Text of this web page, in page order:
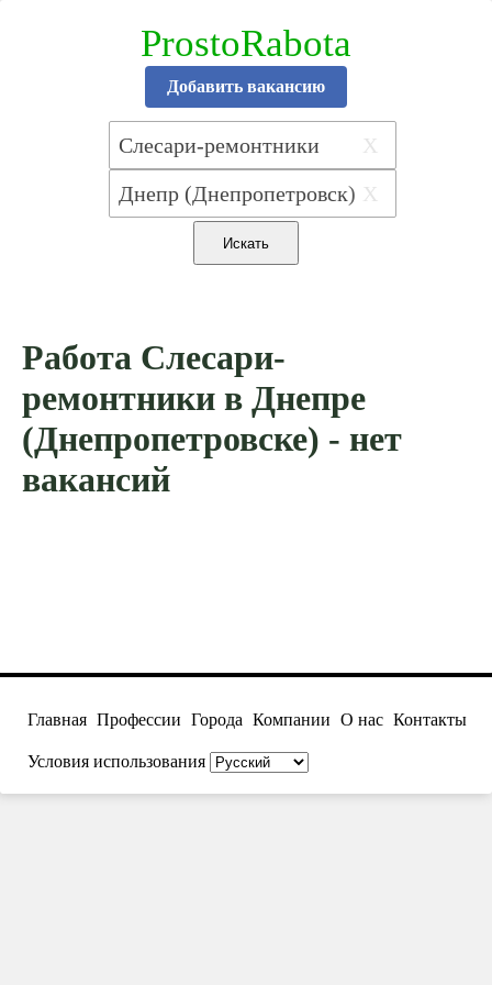
ProstoRabota
Добавить вакансию
X
X
Работа Слесари-
ремонтники в Днепре
(Днепропетровске) - нет
вакансий
Главная Профессии Города Компании О нас Контакты
Условия использования